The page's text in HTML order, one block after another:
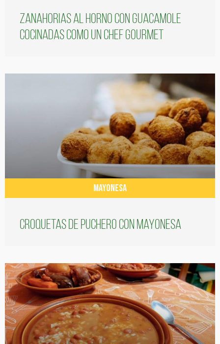
Zanahorias al horno con guacamole
cocinadas como un chef gourmet
MAYONESA
Croquetas de puchero con Mayonesa